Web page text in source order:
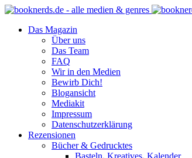
Das Magazin
Über uns
Das Team
FAQ
Wir in den Medien
Bewirb Dich!
Blogansicht
Mediakit
Impressum
Datenschutzerklärung
Rezensionen
Bücher & Gedrucktes
Basteln, Kreatives, Kalender